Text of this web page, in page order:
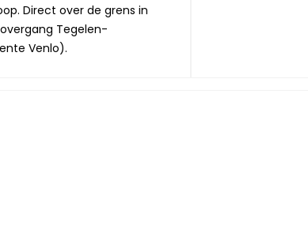
Direct over de grens in
Tegelen-
Venlo).